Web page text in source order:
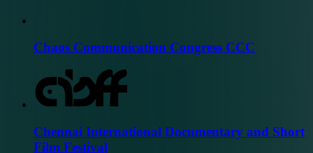
Chaos Communication Congress CCC
Chennai International Documentary and Short
Film Festival